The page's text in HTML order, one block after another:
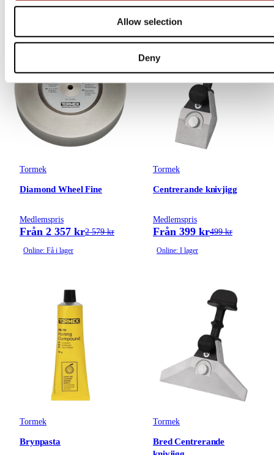
Allow selection
Deny
Tormek
Diamond Wheel Fine
Medlemspris
Från 2 357 kr2 579 kr
Online: Få i lager
Tormek
Centrerande knivjigg
Medlemspris
Från 399 kr499 kr
Online: I lager
Tormek
Brynpasta
Tormek
Bred Centrerande